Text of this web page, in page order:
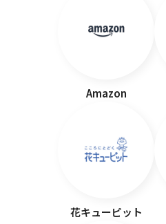
Amazon
花キューピット